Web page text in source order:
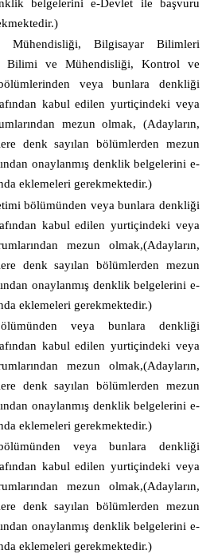
belgelerini e-Devlet ile başvuru
Mühendisliği, Bilgisayar Bilimleri
Bilimi ve Mühendisliği, Kontrol ve
veya bunlara denkliği
kabul edilen yurtiçindeki veya
mezun olmak, (Adayların,
denk sayılan bölümlerden mezun
onaylanmış denklik belgelerini e-
eklemeleri gerekmektedir.)
bölümünden veya bunlara denkliği
kabul edilen yurtiçindeki veya
mezun olmak,(Adayların,
denk sayılan bölümlerden mezun
onaylanmış denklik belgelerini e-
eklemeleri gerekmektedir.)
veya bunlara denkliği
kabul edilen yurtiçindeki veya
mezun olmak,(Adayların,
denk sayılan bölümlerden mezun
onaylanmış denklik belgelerini e-
eklemeleri gerekmektedir.)
veya bunlara denkliği
kabul edilen yurtiçindeki veya
mezun olmak,(Adayların,
denk sayılan bölümlerden mezun
onaylanmış denklik belgelerini e-
eklemeleri gerekmektedir.)